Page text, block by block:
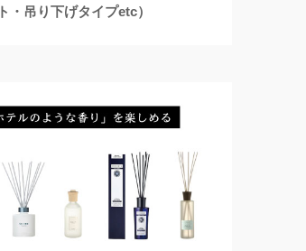
ト・吊り下げタイプetc）